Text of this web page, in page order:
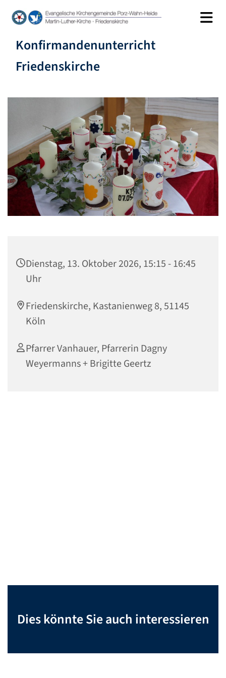
Konfirmandenunterricht
Friedenskirche
Dienstag, 13. Oktober 2026, 15:15 - 16:45
Uhr
Friedenskirche, Kastanienweg 8, 51145
Köln
Pfarrer Vanhauer, Pfarrerin Dagny
Weyermanns + Brigitte Geertz
Dies könnte Sie auch interessieren